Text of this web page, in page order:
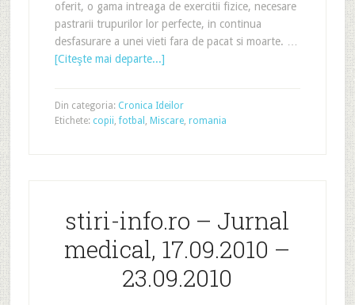
oferit, o gama intreaga de exercitii fizice, necesare
pastrarii trupurilor lor perfecte, in continua
desfasurare a unei vieti fara de pacat si moarte. …
[Citeşte mai departe...]
Din categoria: Cronica Ideilor
Etichete: copii,fotbal , Miscare, romania
stiri-info.ro – Jurnal
medical, 17.09.2010 –
23.09.2010